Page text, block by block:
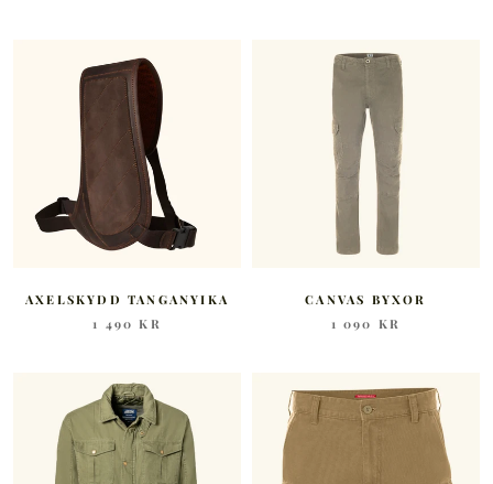
AXELSKYDD TANGANYIKA
1 490 KR
CANVAS BYXOR
1 090 KR